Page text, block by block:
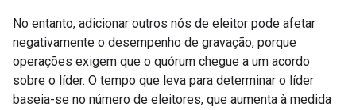
No entanto, adicionar outros nós de eleitor pode afetar
negativamente o desempenho de gravação, porque
operações exigem que o quórum chegue a um acordo
sobre o líder. O tempo que leva para determinar o líder
baseia-se no número de eleitores, que aumenta à medida